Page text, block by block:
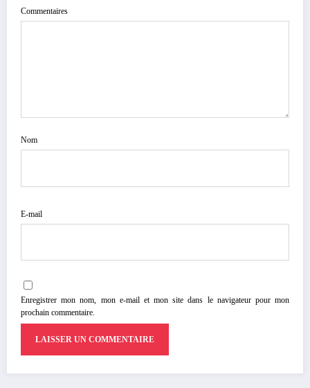
Commentaires
Nom
E-mail
Enregistrer mon nom, mon e-mail et mon site dans le navigateur pour mon
prochain commentaire.